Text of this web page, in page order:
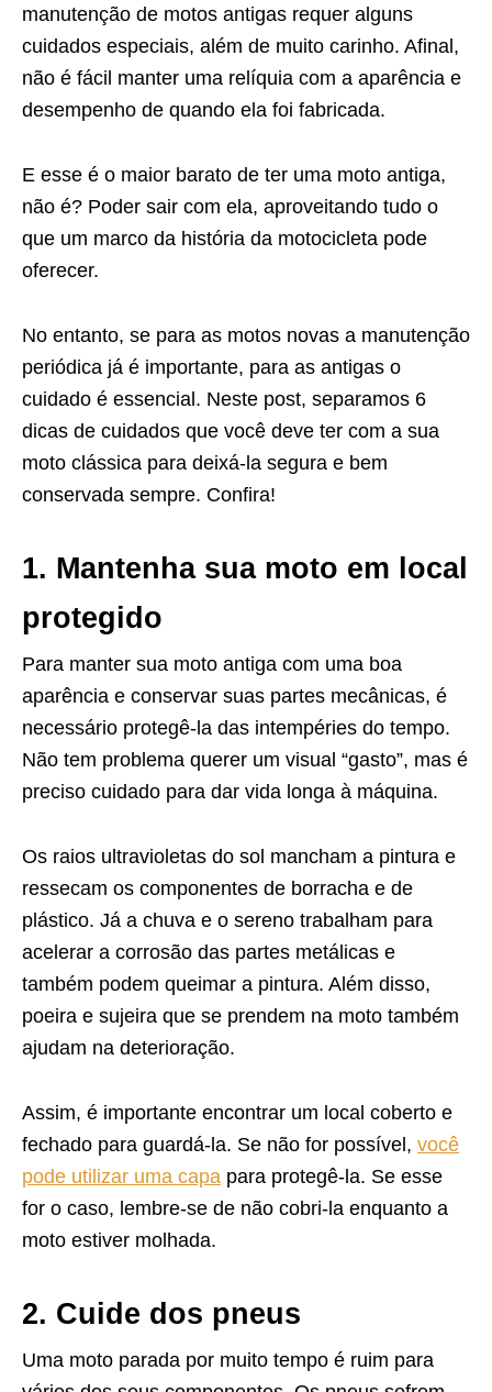
manutenção de motos antigas requer alguns
cuidados especiais, além de muito carinho. Afinal,
não é fácil manter uma relíquia com a aparência e
desempenho de quando ela foi fabricada.
E esse é o maior barato de ter uma moto antiga,
não é? Poder sair com ela, aproveitando tudo o
que um marco da história da motocicleta pode
oferecer.
No entanto, se para as motos novas a manutenção
periódica já é importante, para as antigas o
cuidado é essencial. Neste post, separamos 6
dicas de cuidados que você deve ter com a sua
moto clássica para deixá-la segura e bem
conservada sempre. Confira!
1. Mantenha sua moto em local
protegido
Para manter sua moto antiga com uma boa
aparência e conservar suas partes mecânicas, é
necessário protegê-la das intempéries do tempo.
Não tem problema querer um visual “gasto”, mas é
preciso cuidado para dar vida longa à máquina.
Os raios ultravioletas do sol mancham a pintura e
ressecam os componentes de borracha e de
plástico. Já a chuva e o sereno trabalham para
acelerar a corrosão das partes metálicas e
também podem queimar a pintura. Além disso,
poeira e sujeira que se prendem na moto também
ajudam na deterioração.
Assim, é importante encontrar um local coberto e
fechado para guardá-la. Se não for possível, você
pode utilizar uma capa para protegê-la. Se esse
for o caso, lembre-se de não cobri-la enquanto a
moto estiver molhada.
2. Cuide dos pneus
Uma moto parada por muito tempo é ruim para